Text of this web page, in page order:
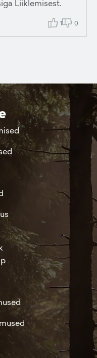
Liiklemisest.
1 0